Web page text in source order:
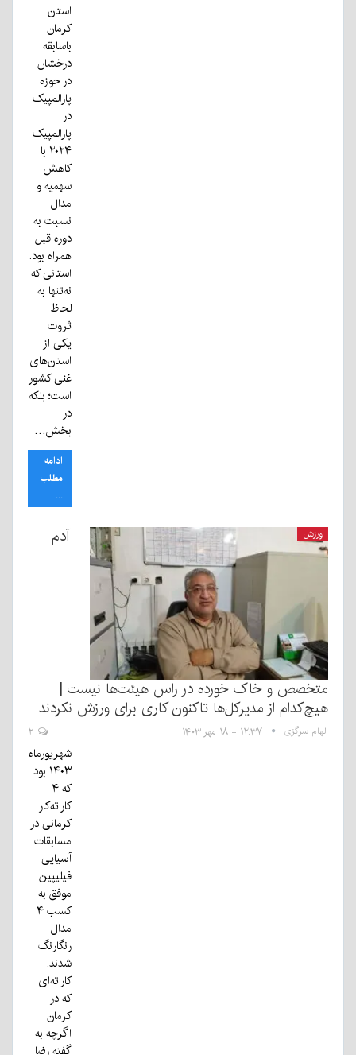
استان
کرمان
باسابقه
درخشان
در حوزه
پارالمپیک
در
پارالمپیک
۲۰۲۴ با
کاهش
سهمیه و
مدال
نسبت به
دوره قبل
همراه بود.
استانی که
نه‌تنها به
لحاظ
ثروت
یکی از
استان‌های
غنی کشور
است؛ بلکه
در
بخش…
ادامه
مطلب
...
ورزش آدم
متخصص و خاک خورده در راس هیئت‌ها نیست |
هیچ‌کدام از مدیرکل‌ها تاکنون کاری برای ورزش نکردند
الهام سرگزی ۱۲:۳۷ - ۱۸ مهر ۱۴۰۳ ۲
شهریورماه
۱۴۰۳ بود
که ۴
کاراته‌کار
کرمانی در
مسابقات
آسیایی
فیلیپین
موفق به
کسب ۴
مدال
رنگارنگ
شدند.
کاراته‌ای
که در
کرمان
اگرچه به
گفته رضا